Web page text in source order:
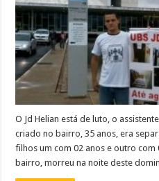
O Jd Helian está de luto, o
criado no bairro, 35 anos, era
filhos um com 02 anos e outro com
bairro, morreu na noite deste